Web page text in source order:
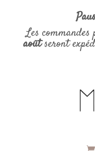
Les
aoûtseront